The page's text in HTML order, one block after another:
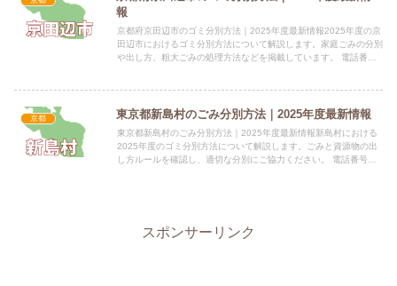
報
京都府京田辺市のゴミ分別方法｜2025年度最新情報2025年度の京
田辺市におけるゴミ分別方法について解説します。家庭ごみの分別
や出し方、粗大ごみの処理方法などを掲載しています。 電話番
京都 東京都新島村のごみ分別方法｜2025年度最新情報
東京都新島村のごみ分別方法｜2025年度最新情報新島村における
2025年度のゴミ分別方法について解説します。ごみと資源物の出
し方ルールを確認し、適切な分別にご協力ください。 電話番号：
スポンサーリンク